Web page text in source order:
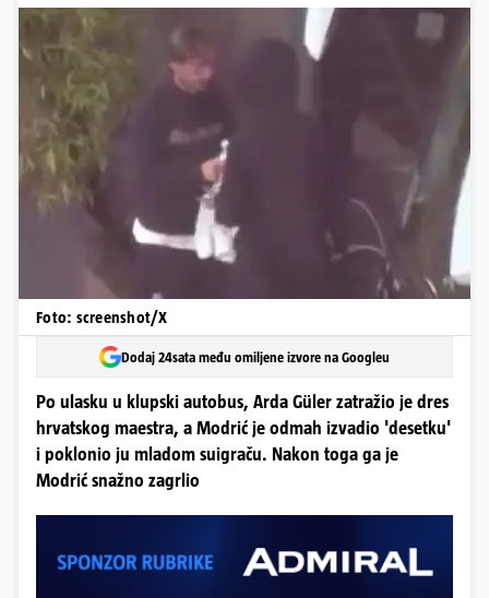
Foto: screenshot/X
Dodaj 24sata među omiljene izvore na Googleu
Po ulasku u klupski autobus, Arda Güler zatražio je dres
hrvatskog maestra, a Modrić je odmah izvadio 'desetku'
i poklonio ju mladom suigraču. Nakon toga ga je
Modrić snažno zagrlio